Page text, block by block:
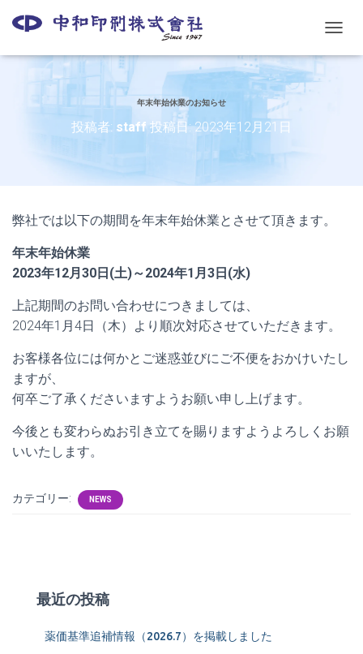
ビ
年末年始休業のお知らせ
投稿者: staff 投稿日:2023年12月21日
弊社では以下の期間を年末年始休業とさせて頂きます。
年末年始休業
2023年12月30日(土)～2024年1月3日(水)
上記期間のお問い合わせにつきましては、
2024年1月4日（木）より順次対応させていただきます。
お客様各位には何かとご迷惑並びにご不便をおかけいたし
ますが、
何卒ご了承くださいますようお願い申し上げます。
今後とも変わらぬお引き立てを賜りますようよろしくお願
いいたします。
カテゴリー: NEWS
最近の投稿
薬価基準追補情報（2026.7）を掲載しました